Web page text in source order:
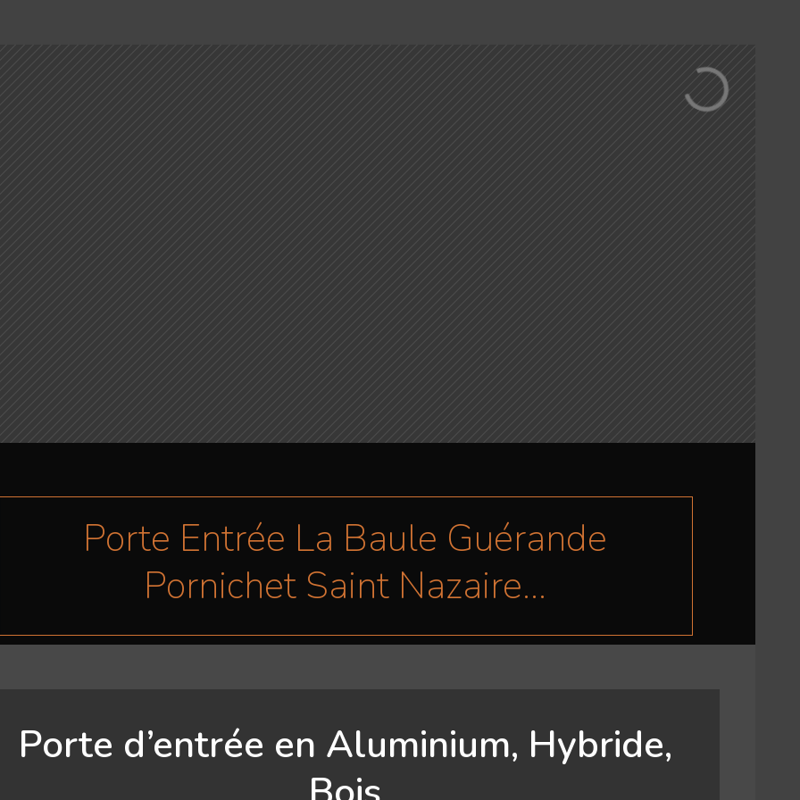
Porte Entrée La Baule Guérande
Pornichet Saint Nazaire...
Porte d’entrée en Aluminium, Hybride,